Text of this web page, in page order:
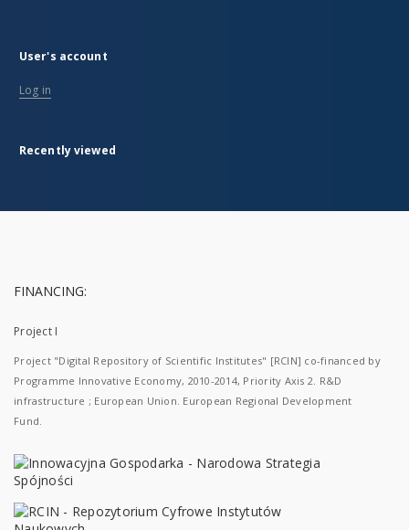
User's account
Log in
Recently viewed
FINANCING:
Project I
Project "Digital Repository of Scientific Institutes" [RCIN] co-financed by
Programme Innovative Economy, 2010-2014, Priority Axis 2. R&D
infrastructure ; European Union. European Regional Development
Fund.